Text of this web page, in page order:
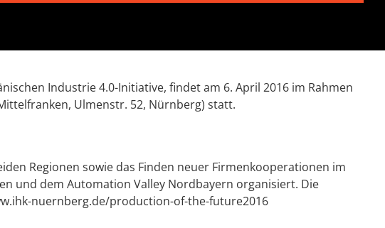
Industrie 4.0-Initiative, findet am 6. April 2016 im Rahmen
Ulmenstr. 52, Nürnberg) statt.
Regionen sowie das Finden neuer Firmenkooperationen im
und dem Automation Valley Nordbayern organisiert. Die
nuernberg.de/production-of-the-future2016